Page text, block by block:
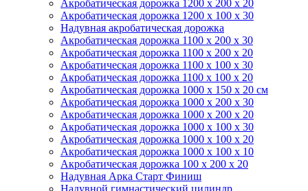
Акробатическая дорожка 1200 x 200 x 20
Акробатическая дорожка 1200 x 100 x 30
Надувная акробатическая дорожка
Акробатическая дорожка 1100 x 200 x 30
Акробатическая дорожка 1100 x 200 x 20
Акробатическая дорожка 1100 x 100 x 30
Акробатическая дорожка 1100 x 100 x 20
Акробатическая дорожка 1000 x 150 x 20 см
Акробатическая дорожка 1000 x 200 x 30
Акробатическая дорожка 1000 x 200 x 20
Акробатическая дорожка 1000 x 100 x 30
Акробатическая дорожка 1000 x 100 x 20
Акробатическая дорожка 1000 x 100 x 10
Акробатическая дорожка 100 x 200 x 20
Надувная Арка Старт Финиш
Надувной гимнастический цилиндр